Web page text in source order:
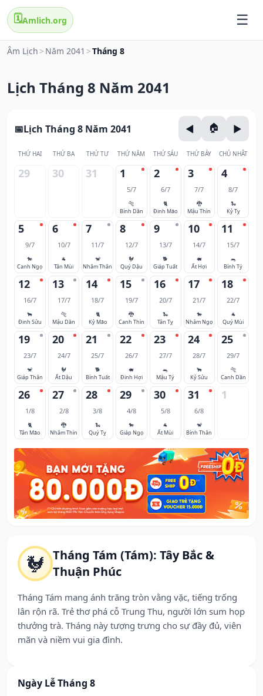
🗓️Amlich.org
Âm Lịch > Năm 2041 >Tháng 8
Lịch Tháng 8 Năm 2041
🐓 Tháng Tám (Tám): Tây Bắc &
Thuận Phúc
Tháng Tám mang ánh trăng tròn vằng vặc, tiếng trống
lân rộn rã. Trẻ thơ phá cỗ Trung Thu, người lớn sum họp
thưởng trà. Tháng này tượng trưng cho sự đầy đủ, viên
mãn và niềm vui gia đình.
Ngày Lễ Tháng 8
Lịch Tháng 8 Năm 2041
THỨ HAI THỨ BA THỨ TƯ THỨ NĂM THỨ SÁU THỨ BẢY CHỦ NHẬT
29 30 31 1
5/7
🐅
Bính Dần
2
6/7
🐈
Đinh Mão
3
7/7
🐉
Mậu Thìn
4
8/7
🐍
Kỷ Tỵ
5
9/7
🐎
Canh Ngọ
6
10/7
🐐
Tân Mùi
7
11/7
🐒
Nhâm Thân
8
12/7
🐓
Quý Dậu
9
13/7
🐕
Giáp Tuất
10
14/7
🐖
Ất Hợi
11
15/7
🐀
Bính Tý
12
16/7
🐂
Đinh Sửu
13
17/7
🐅
Mậu Dần
14
18/7
🐈
Kỷ Mão
15
19/7
🐉
Canh Thìn
16
20/7
🐍
Tân Tỵ
17
21/7
🐎
Nhâm Ngọ
18
22/7
🐐
Quý Mùi
19
23/7
🐒
Giáp Thân
20
24/7
🐓
Ất Dậu
21
25/7
🐕
Bính Tuất
22
26/7
🐖
Đinh Hợi
23
27/7
🐀
Mậu Tý
24
28/7
🐂
Kỷ Sửu
25
29/7
🐅
Canh Dần
26
1/8
🐈
Tân Mão
27
2/8
🐉
Nhâm Thìn
28
3/8
🐍
Quý Tỵ
29
4/8
🐎
Giáp Ngọ
30
5/8
🐐
Ất Mùi
31
6/8
🐒
Bính Thân
1